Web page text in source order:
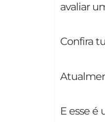
avaliar
Confira
E esse é